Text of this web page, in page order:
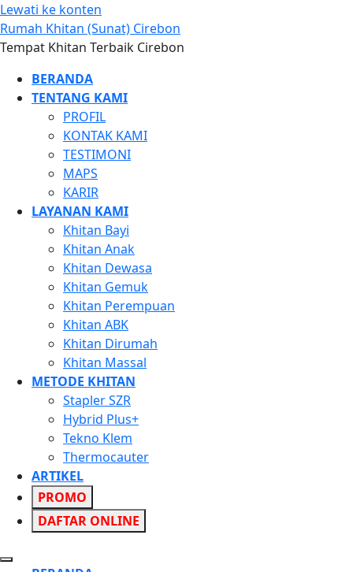
Lewati ke konten
Rumah Khitan (Sunat) Cirebon
Tempat Khitan Terbaik Cirebon
BERANDA
TENTANG KAMI
PROFIL
KONTAK KAMI
TESTIMONI
MAPS
KARIR
LAYANAN KAMI
Khitan Bayi
Khitan Anak
Khitan Dewasa
Khitan Gemuk
Khitan Perempuan
Khitan ABK
Khitan Dirumah
Khitan Massal
METODE KHITAN
Stapler SZR
Hybrid Plus+
Tekno Klem
Thermocauter
ARTIKEL
PROMO
DAFTAR ONLINE